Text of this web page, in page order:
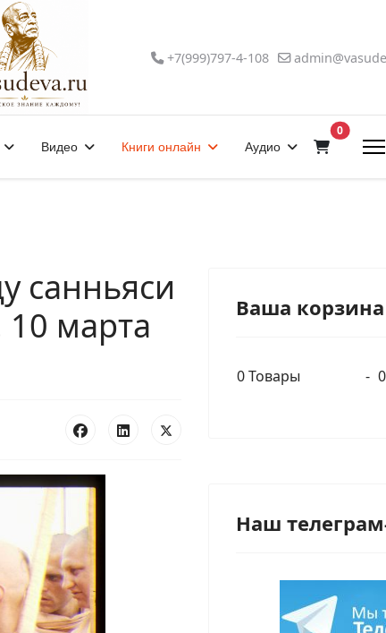
+7(999)797-4-108
Видео Книги онлайн Аудио
0В
санньяси
марта
Ваша корзина
0Товары -
Наш